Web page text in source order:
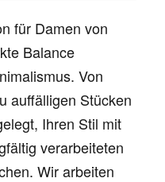
für Damen von
Balance
Von
auffälligen Stücken
Ihren Stil mit
verarbeiteten
Wir arbeiten